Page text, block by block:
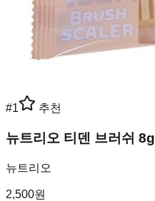
#1 추천
뉴트리오 티덴 브러쉬 8g
뉴트리오
2,500원